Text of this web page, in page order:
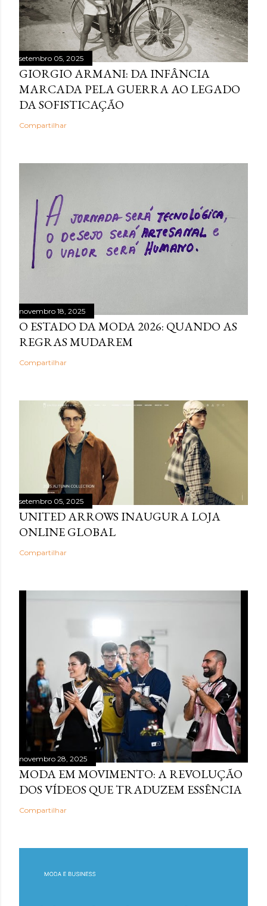
setembro 05, 2025
GIORGIO ARMANI: DA INFÂNCIA
MARCADA PELA GUERRA AO LEGADO
DA SOFISTICAÇÃO
Compartilhar
novembro 18, 2025
O ESTADO DA MODA 2026: QUANDO AS
REGRAS MUDAREM
Compartilhar
setembro 05, 2025
UNITED ARROWS INAUGURA LOJA
ONLINE GLOBAL
Compartilhar
novembro 28, 2025
MODA EM MOVIMENTO: A REVOLUÇÃO
DOS VÍDEOS QUE TRADUZEM ESSÊNCIA
Compartilhar